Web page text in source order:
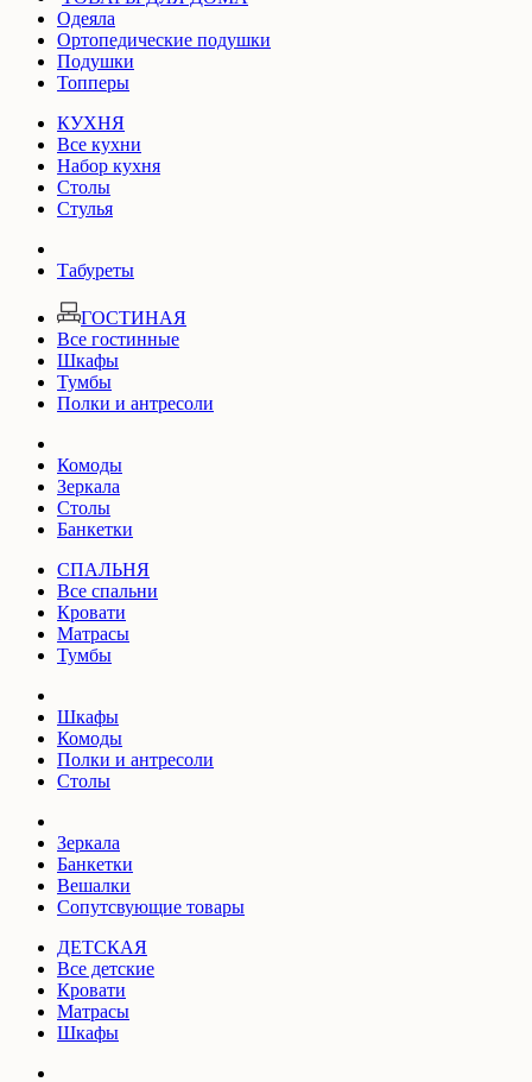
Одеяла
Ортопедические подушки
Подушки
Топперы
КУХНЯ
Все кухни
Набор кухня
Столы
Стулья
Табуреты
ГОСТИНАЯ
Все гостинные
Шкафы
Тумбы
Полки и антресоли
Комоды
Зеркала
Столы
Банкетки
СПАЛЬНЯ
Все спальни
Кровати
Матрасы
Тумбы
Шкафы
Комоды
Полки и антресоли
Столы
Зеркала
Банкетки
Вешалки
Сопутсвующие товары
ДЕТСКАЯ
Все детские
Кровати
Матрасы
Шкафы